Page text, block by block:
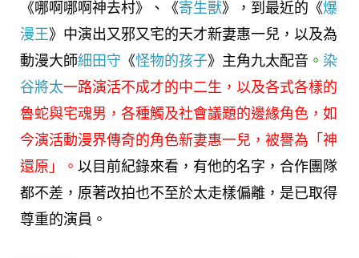
《哪啊哪啊神去村》、《寄生獸》，到最近的《爆
漫王》中演出又邪又宅的天才新妻惠一兒，以及為
動漫大師細田守 《怪物的孩子》主角九太配音 。 染
谷將太一路演活不成才的中二生，以及各式各樣的
魯蛇與宅魂男，各種觸及社會議題的邊緣角色，如
今演活動漫界傳奇的角色新妻惠一兒，被譽為「神
還原」。 以目前紀錄來看，有他的名字，合作團隊
都不差，原著改拍也不至於太走樣偏離，是已取得
尊重的演員。